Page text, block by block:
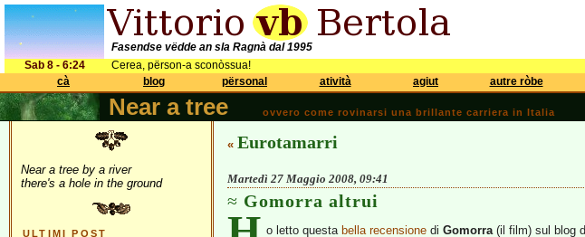
Fasendse vëdde an sla Ragnà dal 1995
Sab 8 - 6:24
Cerea, përson-a sconòssua!
cà
blog përsonal atività agiut autre ròbe
Near a tree ovvero come rovinarsi una brillante carriera in Italia
Near a tree by a river
there's a hole in the ground
ULTIMI POST
« Eurotamarri
Martedì 27 Maggio 2008, 09:41
Gomorra altrui
o letto questa bella recensione di Gomorra(il film) sul blog